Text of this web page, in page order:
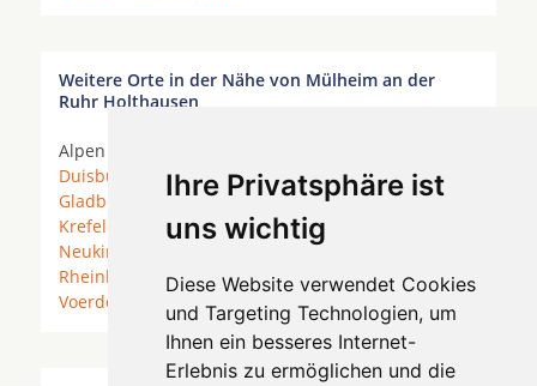
Ihre Privatsphäre ist
uns wichtig
Diese Website verwendet Cookies
und Targeting Technologien, um
Ihnen ein besseres Internet-
Erlebnis zu ermöglichen und die
Weitere Orte in der Nähe von Mülheim an der
Ruhr Holthausen
Alpen *
Duisburg
* Düsseldorf *Essen* Gelsenkirchen *
Gladbeck
* Heiligenhaus * Hünxe* Kamp-Lintfort
Krefeld
Moers*Mülheim an der Ruhr
Neukirchen-Vluyn
Oberhausen* Ratingen *
Rheinberg
* Rheurdt * Schermbeck (Niederrhein) *
Voerde (Niederrhein)
* Wesel am Rhein *